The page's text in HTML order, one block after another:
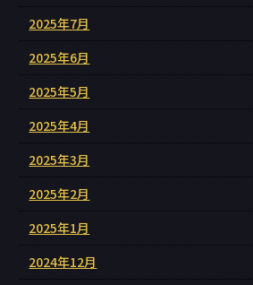
2025年7月
2025年6月
2025年5月
2025年4月
2025年3月
2025年2月
2025年1月
2024年12月